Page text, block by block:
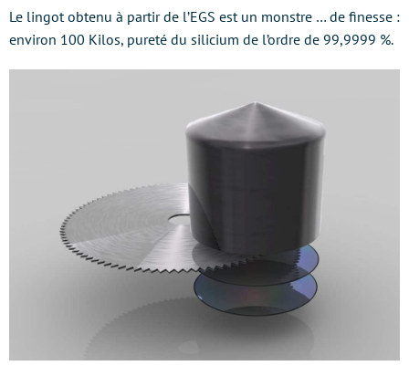
Le lingot obtenu à partir de l’EGS est un monstre … de finesse :
environ 100 Kilos, pureté du silicium de l’ordre de 99,9999 %.